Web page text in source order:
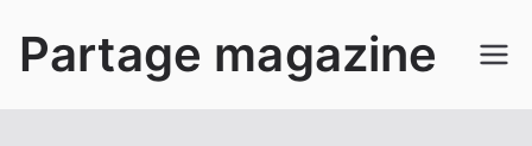
Partage magazine